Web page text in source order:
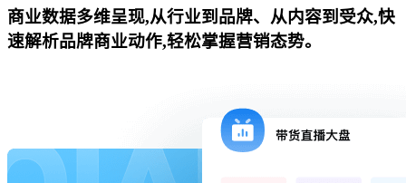
商业数据多维呈现,从行业到品牌、从内容到受众,快
速解析品牌商业动作,轻松掌握营销态势。